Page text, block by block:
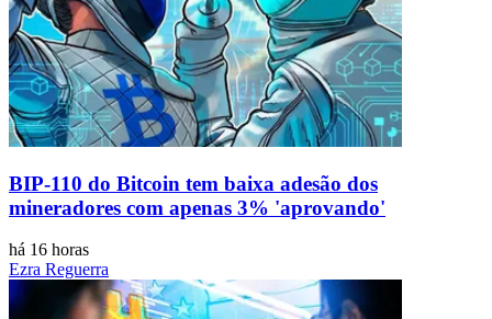
BIP-110 do Bitcoin tem baixa adesão dos
mineradores com apenas 3% 'aprovando'
há 16 horas
Ezra Reguerra